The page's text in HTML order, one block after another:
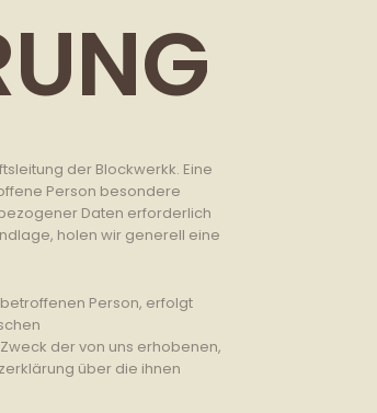
der Blockwerkk. Eine
Person besondere
Daten erforderlich
holen wir generell eine
Person, erfolgt
der von uns erhobenen,
über die ihnen